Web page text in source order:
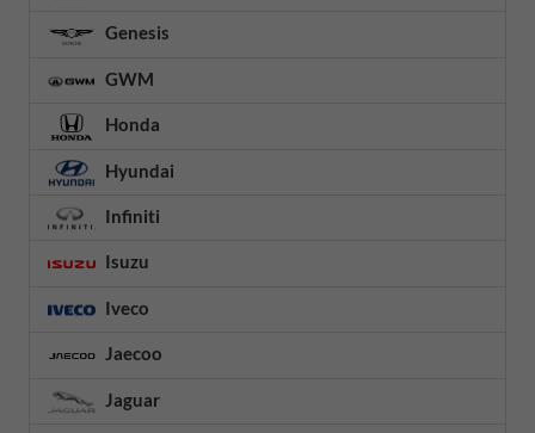
Genesis
GWM
Honda
Hyundai
Infiniti
Isuzu
Iveco
Jaecoo
Jaguar